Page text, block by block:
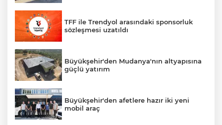
TFF ile Trendyol arasındaki sponsorluk
sözleşmesi uzatıldı
Büyükşehir'den Mudanya'nın altyapısına
güçlü yatırım
Büyükşehir'den afetlere hazır iki yeni
mobil araç